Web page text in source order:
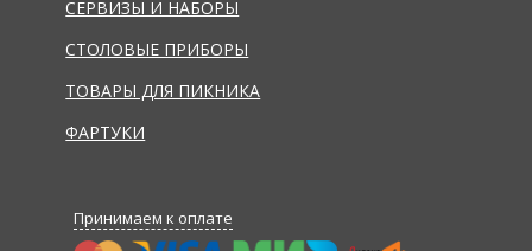
СЕРВИЗЫ И НАБОРЫ
СТОЛОВЫЕ ПРИБОРЫ
ТОВАРЫ ДЛЯ ПИКНИКА
ФАРТУКИ
Принимаем к оплате